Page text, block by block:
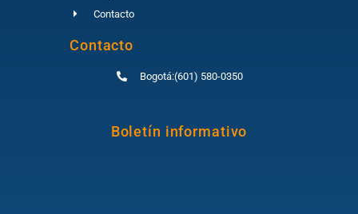
Contacto
Contacto
Bogotá:(601) 580-0350
Boletín informativo